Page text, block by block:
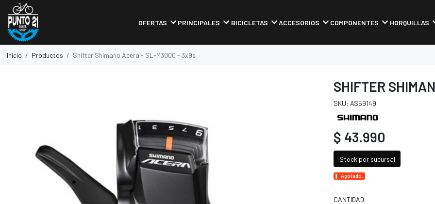
OFERTAS PRINCIPALES BICICLETAS ACCESORIOS COMPONENTES HORQUILLAS
Inicio Productos Shifter Shimano Acera - SL-M3000 - 3x9s
SHIFTER
SKU: AS59149
$ 43.990
Stock por sucursal
Agotado.
CANTIDAD